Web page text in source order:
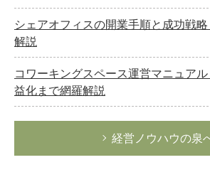
シェアオフィスの開業手順と成功戦
解説
コワーキングスペース運営マニュア
益化まで網羅解説
経営ノウハウの泉